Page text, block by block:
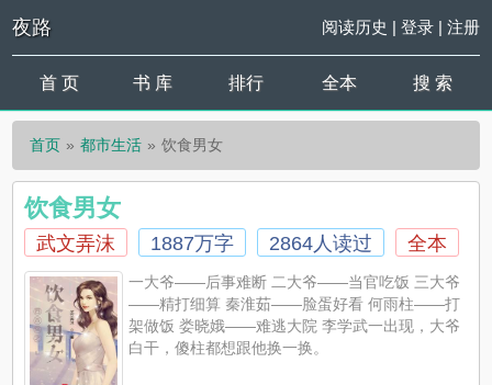
夜路 阅读历史 | 登录| 注册
首 页 书 库 排行 全本 搜 索
首页 都市生活 饮食男女
饮食男女
武文弄沫 1887万字 2864人读过 全本
一大爷——后事难断 二大爷——当官吃饭 三大爷
——精打细算 秦淮茹——脸蛋好看 何雨柱——打
架做饭 娄晓娥——难逃大院 李学武一出现，大爷
白干，傻柱都想跟他换一换。